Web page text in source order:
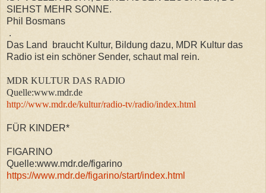
SIEHST MEHR SONNE.
Phil Bosmans
.
Das Land braucht Kultur, Bildung dazu, MDR Kultur das
Radio ist ein schöner Sender, schaut mal rein.
MDR KULTUR DAS RADIO
Quelle:www.mdr.de
http://www.mdr.de/kultur/radio-tv/radio/index.html
FÜR KINDER*
FIGARINO
Quelle:www.mdr.de/figarino
https://www.mdr.de/figarino/start/index.html